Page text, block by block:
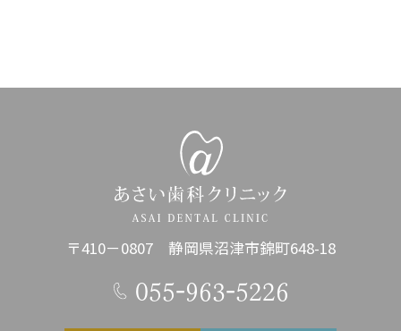
〒410－0807 静岡県沼津市錦町648-18
055-963-5226